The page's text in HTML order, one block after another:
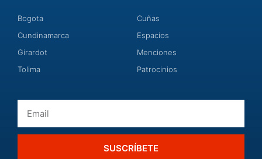
Bogota
Cundinamarca
Girardot
Tolima
Cuñas
Espacios
Menciones
Patrocinios
SUSCRÍBETE